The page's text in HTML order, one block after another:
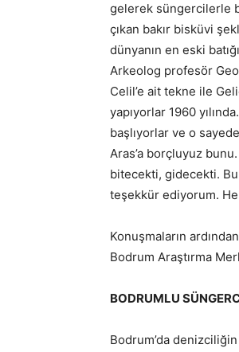
gelerek süngercilerle
çıkan bakır bisküvi
dünyanın en eski
Arkeolog profesör
Celil’e ait tekne ile
yapıyorlar 1960
başlıyorlar ve o
Aras’a borçluyuz
bitecekti, gidecekti. Bu
teşekkür ediyorum.
Konuşmaların
Bodrum Araştırma
BODRUMLU
Bodrum’da